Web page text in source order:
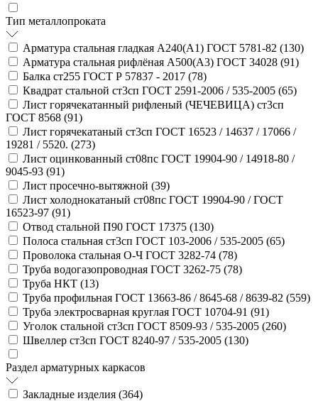
Тип металлопроката
Арматура стальная гладкая А240(А1) ГОСТ 5781-82 (130)
Арматура стальная рифлёная А500(А3) ГОСТ 34028 (91)
Балка ст255 ГОСТ Р 57837 - 2017 (78)
Квадрат стальной ст3сп ГОСТ 2591-2006 / 535-2005 (65)
Лист горячекатанный рифленый (ЧЕЧЕВИЦА) ст3сп
ГОСТ 8568 (91)
Лист горячекатаный ст3сп ГОСТ 16523 / 14637 / 17066 /
19281 / 5520. (273)
Лист оцинкованный ст08пс ГОСТ 19904-90 / 14918-80 /
9045-93 (91)
Лист просечно-вытяжной (39)
Лист холоднокатаный ст08пс ГОСТ 19904-90 / ГОСТ
16523-97 (91)
Отвод стальной П90 ГОСТ 17375 (130)
Полоса стальная ст3сп ГОСТ 103-2006 / 535-2005 (65)
Проволока стальная О-Ч ГОСТ 3282-74 (78)
Труба водогазопроводная ГОСТ 3262-75 (78)
Труба НКТ (13)
Труба профильная ГОСТ 13663-86 / 8645-68 / 8639-82 (559)
Труба электросварная круглая ГОСТ 10704-91 (91)
Уголок стальной ст3сп ГОСТ 8509-93 / 535-2005 (260)
Швеллер ст3сп ГОСТ 8240-97 / 535-2005 (130)
Раздел арматурных каркасов
Закладные изделия (364)